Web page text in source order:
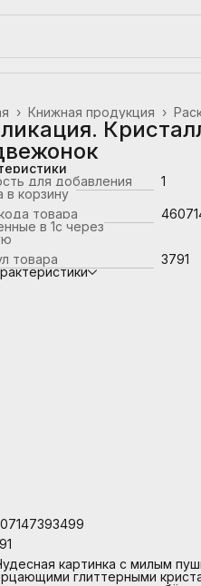
Книжная продукция ›
›
для добавления
в корзину
1
товара
в 1с через
товара
3791
картинка с милым
глиттерными